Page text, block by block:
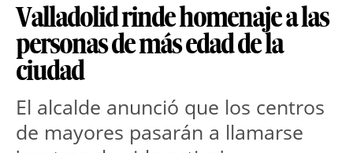
Valladolid rinde homenaje a las
personas de más edad de la
ciudad
El alcalde anunció que los centros
de mayores pasarán a llamarse